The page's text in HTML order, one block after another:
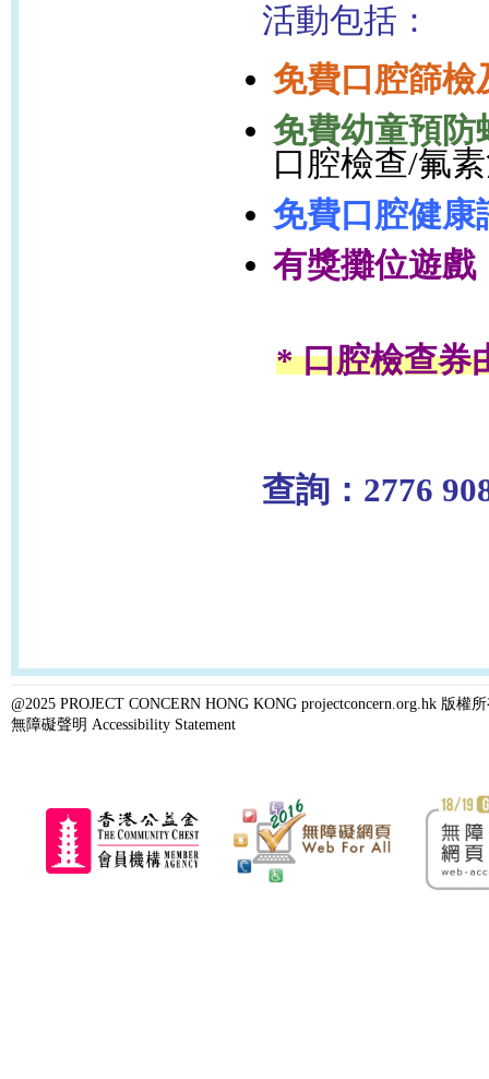
活動包括：
免費口腔篩
免費幼童預防
口腔檢查/氟
免費口腔健康
有獎攤位遊戲
* 口腔檢查券
查詢：2776
@2025 PROJECT CONCERN HONG KONG projectconcern.org.hk 版權
無障礙聲明 Accessibility Statement